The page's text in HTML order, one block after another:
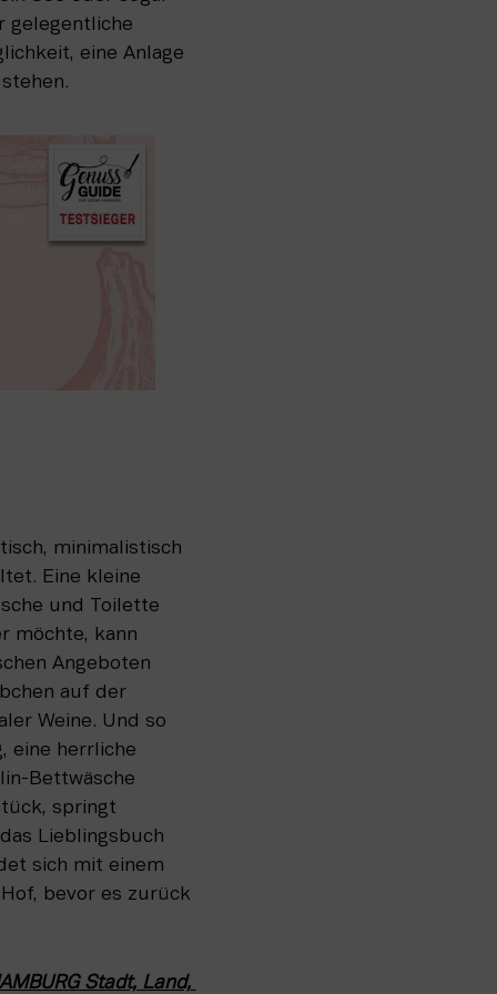
gelegentliche
eine Anlage
minimalistisch
Eine kleine
und Toilette
möchte, kann
Angeboten
auf der
Weine. Und so
eine herrliche
Bettwäsche
springt
Lieblingsbuch
sich mit einem
bevor es zurück
Stadt, Land,